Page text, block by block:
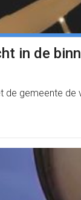
in de
gemeente